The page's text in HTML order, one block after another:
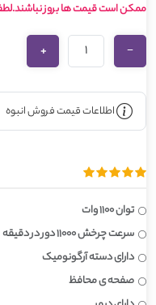
ممکن است قیمت ها بروز
−
+
اطلاعات قیمت فروش انبوه
توان 1100 وات
سرعت چرخش 11000 دور در دقیقه
دارای دسته آرگونومیک
صفحه ی محافظ